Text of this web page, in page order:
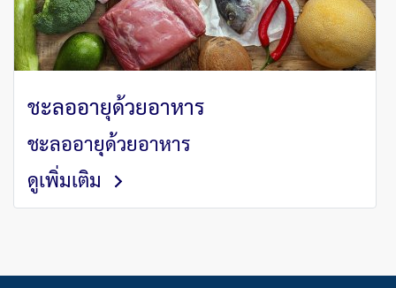
ชะลออายุด้วยอาหาร
ชะลออายุด้วยอาหาร
ดูเพิ่มเติม